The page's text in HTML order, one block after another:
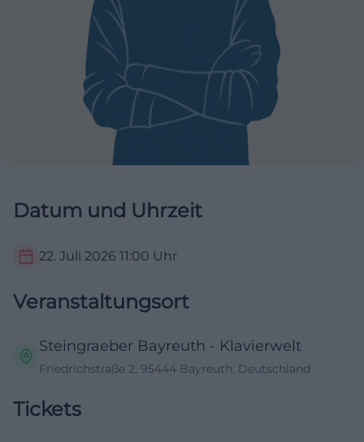
Datum und Uhrzeit
22. Juli 2026 11:00 Uhr
Veranstaltungsort
Steingraeber Bayreuth - Klavierwelt
Friedrichstraße 2, 95444 Bayreuth, Deutschland
Tickets